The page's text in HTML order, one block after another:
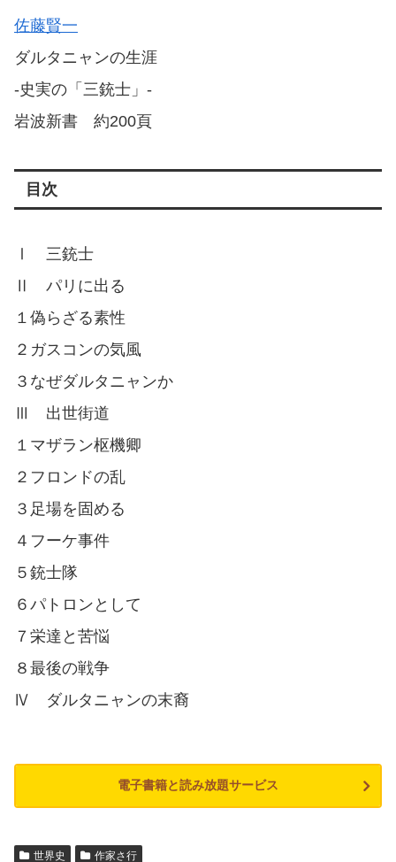
佐藤賢一
ダルタニャンの生涯
-史実の「三銃士」-
岩波新書 約200頁
目次
Ⅰ 三銃士
Ⅱ パリに出る
１偽らざる素性
２ガスコンの気風
３なぜダルタニャンか
Ⅲ 出世街道
１マザラン枢機卿
２フロンドの乱
３足場を固める
４フーケ事件
５銃士隊
６パトロンとして
７栄達と苦悩
８最後の戦争
Ⅳ ダルタニャンの末裔
電子書籍と読み放題サービス
世界史 作家さ行